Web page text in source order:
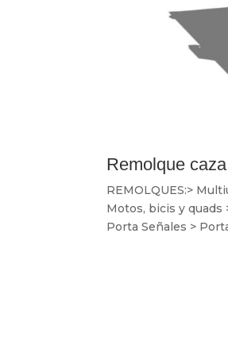
Remolque
REMOLQUES:>
Motos, bicis y quads
Porta Señales >